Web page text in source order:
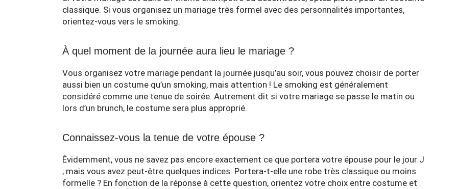
classique. Si vous organisez un mariage très formel avec des personnalités importantes,
orientez-vous vers le smoking.
À quel moment de la journée aura lieu le mariage ?
Vous organisez votre mariage pendant la journée jusqu’au soir, vous pouvez choisir de porter
aussi bien un costume qu’un smoking, mais attention ! Le smoking est généralement
considéré comme une tenue de soirée. Autrement dit si votre mariage se passe le matin ou
lors d’un brunch, le costume sera plus approprié.
Connaissez-vous la tenue de votre épouse ?
Évidemment, vous ne savez pas encore exactement ce que portera votre épouse pour le jour J
; mais vous avez peut-être quelques indices. Portera-t-elle une robe très classique ou moins
formelle ? En fonction de la réponse à cette question, orientez votre choix entre costume et